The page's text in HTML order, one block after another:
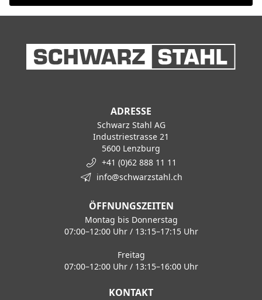
ADRESSE
Schwarz Stahl AG
Industriestrasse 21
5600 Lenzburg
+41 (0)62 888 11 11
info@schwarzstahl.ch
ÖFFNUNGSZEITEN
Montag bis Donnerstag
07:00–12:00 Uhr / 13:15–17:15 Uhr
Freitag
07:00–12:00 Uhr / 13:15–16:00 Uhr
KONTAKT